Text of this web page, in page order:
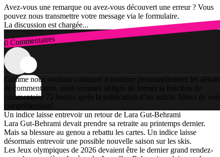
Avez-vous une remarque ou avez-vous découvert une erreur ? Vous
pouvez nous transmettre votre message via le formulaire.
La discussion est chargée...
0 Commentaires
Connexion
Comme nous voulons continuer à modérer personnellement les débats
de commentaires, nous sommes obligés de fermer la fonction de
commentaire 72 heures après la publication d’un article. Merci de
compréhension!
Un indice laisse entrevoir un retour de Lara Gut-Behrami
Lara Gut-Behrami devait prendre sa retraite au printemps dernier.
Mais sa blessure au genou a rebattu les cartes. Un indice laisse
désormais entrevoir une possible nouvelle saison sur les skis.
Les Jeux olympiques de 2026 devaient être le dernier grand rendez-